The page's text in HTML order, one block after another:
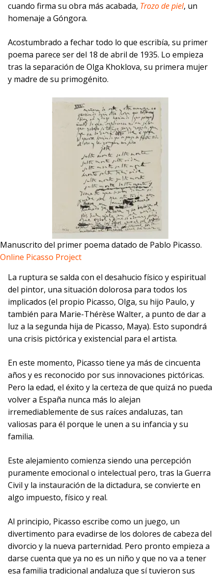
cuando firma su obra más acabada, Trozo de piel, un
homenaje a Góngora.
Acostumbrado a fechar todo lo que escribía, su primer
poema parece ser del 18 de abril de 1935. Lo empieza
tras la separación de Olga Khoklova, su primera mujer
y madre de su primogénito.
Manuscrito del primer poema datado de Pablo Picasso.
Online Picasso Project
La ruptura se salda con el desahucio físico y espiritual
del pintor, una situación dolorosa para todos los
implicados (el propio Picasso, Olga, su hijo Paulo, y
también para Marie-Thérèse Walter, a punto de dar a
luz a la segunda hija de Picasso, Maya). Esto supondrá
una crisis pictórica y existencial para el artista.
En este momento, Picasso tiene ya más de cincuenta
años y es reconocido por sus innovaciones pictóricas.
Pero la edad, el éxito y la certeza de que quizá no pueda
volver a España nunca más lo alejan
irremediablemente de sus raíces andaluzas, tan
valiosas para él porque le unen a su infancia y su
familia.
Este alejamiento comienza siendo una percepción
puramente emocional o intelectual pero, tras la Guerra
Civil y la instauración de la dictadura, se convierte en
algo impuesto, físico y real.
Al principio, Picasso escribe como un juego, un
divertimento para evadirse de los dolores de cabeza del
divorcio y la nueva parternidad. Pero pronto empieza a
darse cuenta que ya no es un niño y que no va a tener
esa familia tradicional andaluza que sí tuvieron sus